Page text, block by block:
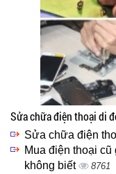
Sửa chữa điện thoại di
Sửa chữa điện
Mua điện thoại
không biết
8761